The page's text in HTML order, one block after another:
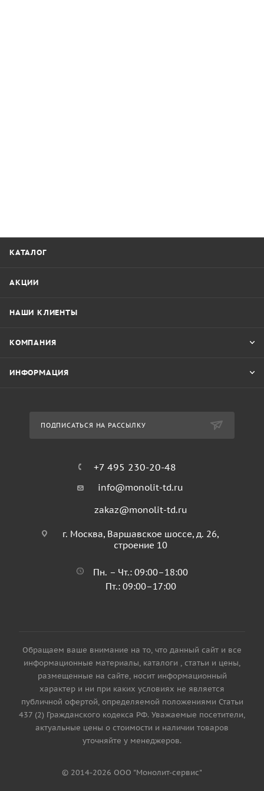
КАТАЛОГ
АКЦИИ
НАШИ КЛИЕНТЫ
КОМПАНИЯ
ИНФОРМАЦИЯ
ПОДПИСАТЬСЯ НА РАССЫЛКУ
+7 495 230-20-48
info@monolit-td.ru
zakaz@monolit-td.ru
г. Москва, Варшавское шоссе, д. 26,
строение 10
Пн. – Чт.: 09:00–18:00
Пт.: 09:00–17:00
Обращаем ваше внимание на то, что данный сайт и все
информационные материалы, каталоги , статьи и цены,
размещенные на сайте, носит информационный
характер и ни при каких условиях не является
публичной офертой, определяемой положениями Статьи
437 (2) Гражданского кодекса РФ. Уважаемые посетители,
актуальные цены о стоимости и наличии товаров
уточняйте у менеджеров.
© 2014-2026 ООО "Монолит-сервис"